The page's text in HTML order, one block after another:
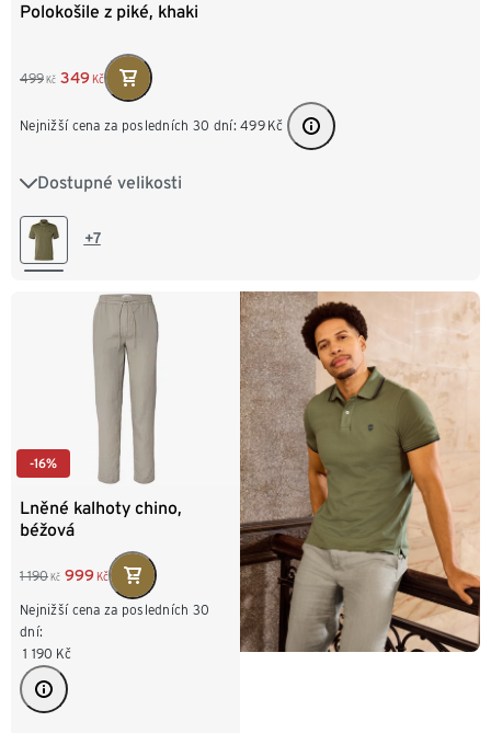
Polokošile z piké, khaki
499 Kč 349 Kč
Nejnižší cena za posledních 30 dní: 499 Kč
Dostupné velikosti
S 44/46 M 48/50
3XL 64/66
+7
-16%
Lněné kalhoty chino,
béžová
1 190 Kč 999 Kč
Nejnižší cena za posledních 30
dní:
1 190 Kč